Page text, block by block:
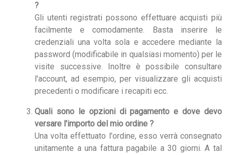
?
Gli utenti registrati possono effettuare acquisti più
facilmente e comodamente. Basta inserire le
credenziali una volta sola e accedere mediante la
password (modificabile in qualsiasi momento) per le
visite successive. Inoltre è possibile consultare
l'account, ad esempio, per visualizzare gli acquisti
precedenti o modificare i recapiti ecc.
Quali sono le opzioni di pagamento e dove devo
versare l'importo del mio ordine ?
Una volta effettuato l'ordine, esso verrà consegnato
unitamente a una fattura pagabile a 30 giorni. A tal